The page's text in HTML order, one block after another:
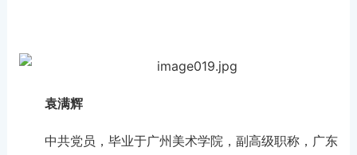
袁满辉
中共党员，毕业于广州美术学院，副高级职称，广东